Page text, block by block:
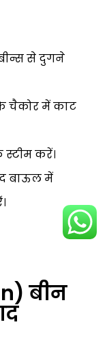
से दुगने
चैकोर में काट
स्टीम करें।
बाऊल में
बीन